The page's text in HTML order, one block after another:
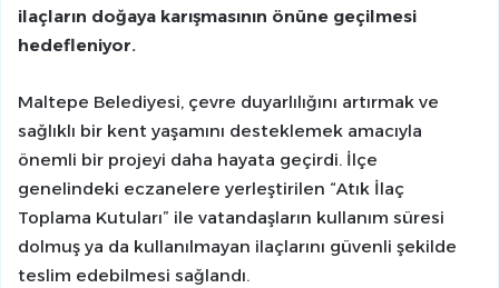
ilaçların doğaya karışmasının önüne geçilmesi
hedefleniyor.
Maltepe Belediyesi, çevre duyarlılığını artırmak ve
sağlıklı bir kent yaşamını desteklemek amacıyla
önemli bir projeyi daha hayata geçirdi. İlçe
genelindeki eczanelere yerleştirilen “Atık İlaç
Toplama Kutuları” ile vatandaşların kullanım süresi
dolmuş ya da kullanılmayan ilaçlarını güvenli şekilde
teslim edebilmesi sağlandı.